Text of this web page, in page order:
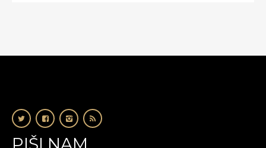
PIŠI NAM